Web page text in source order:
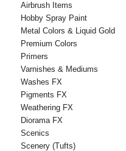
Airbrush Items
Hobby Spray Paint
Metal Colors & Liquid Gold
Premium Colors
Primers
Varnishes & Mediums
Washes FX
Pigments FX
Weathering FX
Diorama FX
Scenics
Scenery (Tufts)